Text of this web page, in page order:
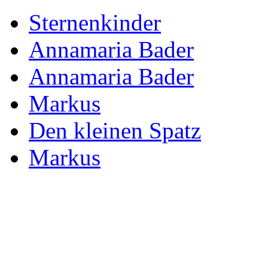
Sternenkinder
Annamaria Bader
Annamaria Bader
Markus
Den kleinen Spatz
Markus